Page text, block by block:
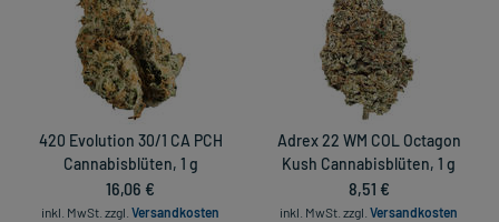
420 Evolution 30/1 CA PCH
Cannabisblüten, 1 g
16,06 €
inkl. MwSt. zzgl. Versandkosten
Adrex 22 WM COL Octagon
Kush Cannabisblüten, 1 g
8,51 €
inkl. MwSt. zzgl. Versandkosten